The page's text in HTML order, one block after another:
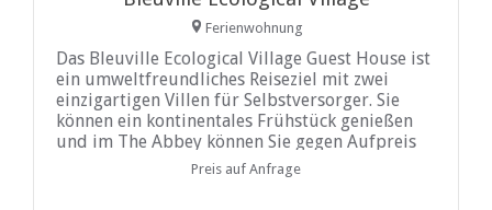
Ferienwohnung
Das Bleuville Ecological Village Guest House ist
ein umweltfreundliches Reiseziel mit zwei
einzigartigen Villen für Selbstversorger. Sie
können ein kontinentales Frühstück genießen
und im The Abbey können Sie gegen Aufpreis
zusätzliche MahlzeitenPreis auf Anfrage